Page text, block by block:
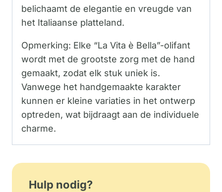
belichaamt de elegantie en vreugde van
het Italiaanse platteland.
Opmerking: Elke “La Vita è Bella”-olifant
wordt met de grootste zorg met de hand
gemaakt, zodat elk stuk uniek is.
Vanwege het handgemaakte karakter
kunnen er kleine variaties in het ontwerp
optreden, wat bijdraagt ​​aan de individuele
charme.
Hulp nodig?